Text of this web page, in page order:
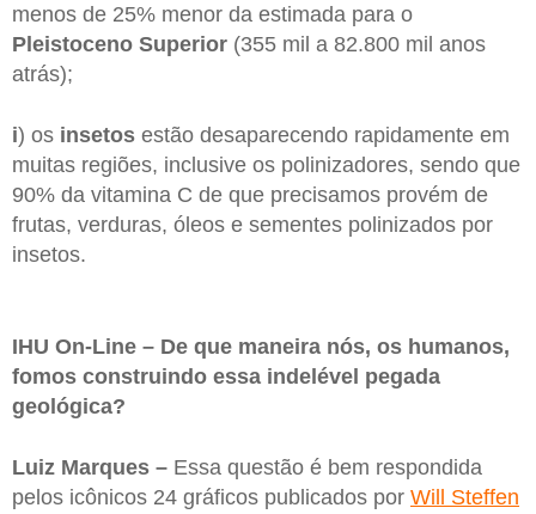
menos de 25% menor da estimada para o
Pleistoceno Superior (355 mil a 82.800 mil anos
atrás);
i) os insetos estão desaparecendo rapidamente em
muitas regiões, inclusive os polinizadores, sendo que
90% da vitamina C de que precisamos provém de
frutas, verduras, óleos e sementes polinizados por
insetos.
IHU On-Line – De que maneira nós, os humanos,
fomos construindo essa indelével pegada
geológica?
Luiz Marques – Essa questão é bem respondida
pelos icônicos 24 gráficos publicados por Will Steffen